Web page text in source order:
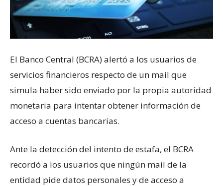
El Banco Central (BCRA) alertó a los usuarios de
servicios financieros respecto de un mail que
simula haber sido enviado por la propia autoridad
monetaria para intentar obtener información de
acceso a cuentas bancarias.
Ante la detección del intento de estafa, el BCRA
recordó a los usuarios que ningún mail de la
entidad pide datos personales y de acceso a